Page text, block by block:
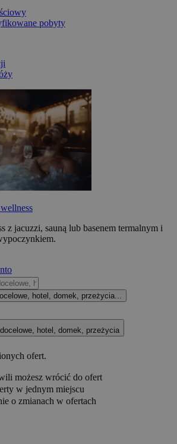
pobyty
z jacuzzi, sauną lub basenem termalnym i
hotel, domek, przeżycia...
hotel, domek, przeżycia
ofert.
możesz wrócić do ofert
w jednym miejscu
o zmianach w ofertach